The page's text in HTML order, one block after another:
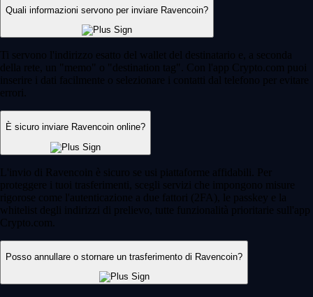
Quali informazioni servono per inviare Ravencoin?
Ti servono l'indirizzo esatto del wallet del destinatario e, a seconda
della rete, un "memo" o "destination tag". Con l'app Crypto.com puoi
inserire i dati facilmente o selezionare i contatti dal telefono per evitare
errori.
È sicuro inviare Ravencoin online?
L'invio di Ravencoin è sicuro se usi piattaforme affidabili. Per
proteggere i tuoi trasferimenti, scegli servizi che impongono misure
rigorose come l'autenticazione a due fattori (2FA), le passkey e la
whitelist degli indirizzi di prelievo, tutte funzionalità prioritarie sull'app
Crypto.com.
Posso annullare o stornare un trasferimento di Ravencoin?